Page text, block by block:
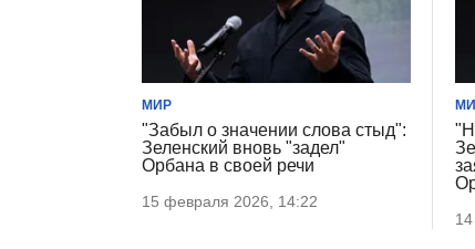
МИР
"Забыл о значении слова стыд":
Зеленский вновь "задел"
Орбана в своей речи
15 февраля 2026, 14:22